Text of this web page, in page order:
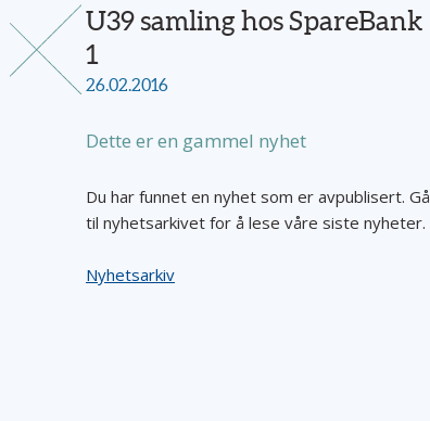
U39 samling hos SpareBank
1
26.02.2016
Dette er en gammel nyhet
Du har funnet en nyhet som er avpublisert. Gå
til nyhetsarkivet for å lese våre siste nyheter.
Nyhetsarkiv